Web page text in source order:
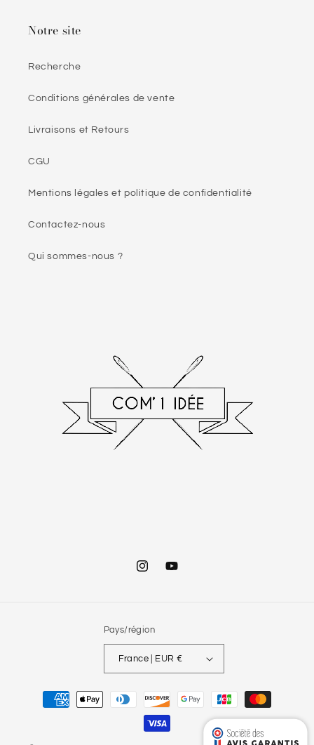
Notre site
Recherche
Conditions générales de vente
Livraisons et Retours
CGU
Mentions légales et politique de confidentialité
Contactez-nous
Qui sommes-nous ?
InstagramYouTube
Pays/région
France | EUR €
Moyens